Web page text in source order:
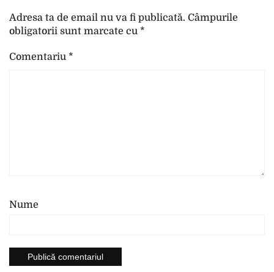
Adresa ta de email nu va fi publicată. Câmpurile
obligatorii sunt marcate cu *
Comentariu *
Nume